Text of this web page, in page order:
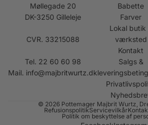
Møllegade 20
DK-3250 Gilleleje
CVR. 33215088
Tel. 22 60 60 98
Mail. info@majbritwurtz.dk
Babette
Farver
Lokal butik
værksted
Kontakt
Salgs &
© 2026 Pottemager Majbrit Wurtz,
RefusionspolitikServicevilkår
Politik om beskyttelse af